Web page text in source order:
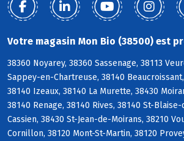
Votre magasin Mon Bio (38500) est
38360 Noyarey, 38360 Sassenage, 38113
Sappey-en-Chartreuse, 38140
38140 Izeaux, 38140 La Murette, 38430
38140 Renage, 38140 Rives, 38140 St-
Cassien, 38430 St-Jean-de-Moirans, 38210
Cornillon, 38120 Mont-St-Martin, 38120